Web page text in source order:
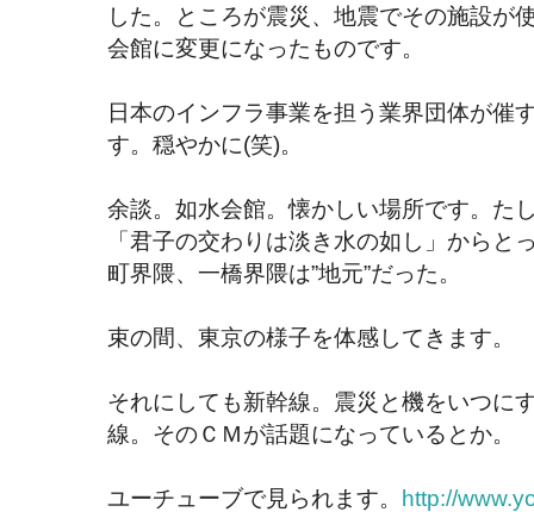
した。ところが震災、地震でその施設が
会館に変更になったものです。
日本のインフラ事業を担う業界団体が催
す。穏やかに(笑)。
余談。如水会館。懐かしい場所です。た
「君子の交わりは淡き水の如し」から
町界隈、一橋界隈は”地元”だった。
束の間、東京の様子を体感してきます。
それにしても新幹線。震災と機をいつに
線。そのＣＭが話題になっているとか。
ユーチューブで見られます。 http://